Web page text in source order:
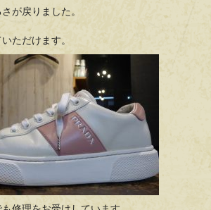
が戻りました。
ただけます。